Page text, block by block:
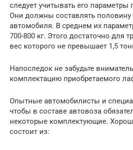
следует учитывать его параметры
Они должны составлять
автомобиля. В среднем их
700-800 кг. Этого достаточно для
вес которого не превышает 1,5
Напоследок не забудьте
комплектацию приобретаемого
Опытные автомобилисты и
чтобы в составе автовоза
некоторые комплектующие.
состоит из: